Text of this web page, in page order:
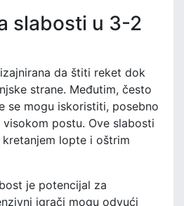
slabosti u 3-2
da štiti reket dok
strane. Međutim, često
se mogu iskoristiti, posebno
postu. Ove slabosti
lopte i oštrim
je potencijal za
igrači mogu odvući